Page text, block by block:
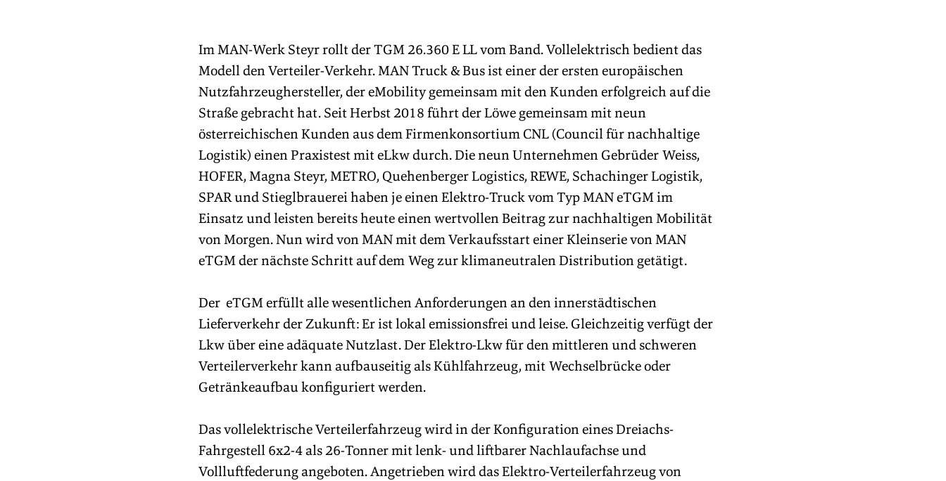
Im MAN-Werk Steyr rollt der TGM 26.360 E LL vom Band. Vollelektrisch bedient das
Modell den Verteiler-Verkehr. MAN Truck & Bus ist einer der ersten europäischen
Nutzfahrzeughersteller, der eMobility gemeinsam mit den Kunden erfolgreich auf die
Straße gebracht hat. Seit Herbst 2018 führt der Löwe gemeinsam mit neun
österreichischen Kunden aus dem Firmenkonsortium CNL (Council für nachhaltige
Logistik) einen Praxistest mit eLkw durch. Die neun Unternehmen Gebrüder Weiss,
HOFER, Magna Steyr, METRO, Quehenberger Logistics, REWE, Schachinger Logistik,
SPAR und Stieglbrauerei haben je einen Elektro-Truck vom Typ MAN eTGM im
Einsatz und leisten bereits heute einen wertvollen Beitrag zur nachhaltigen Mobilität
von Morgen. Nun wird von MAN mit dem Verkaufsstart einer Kleinserie von MAN
eTGM der nächste Schritt auf dem Weg zur klimaneutralen Distribution getätigt.
Der  eTGM erfüllt alle wesentlichen Anforderungen an den innerstädtischen
Lieferverkehr der Zukunft: Er ist lokal emissionsfrei und leise. Gleichzeitig verfügt der
Lkw über eine adäquate Nutzlast. Der Elektro-Lkw für den mittleren und schweren
Verteilerverkehr kann aufbauseitig als Kühlfahrzeug, mit Wechselbrücke oder
Getränkeaufbau konfiguriert werden.
Das vollelektrische Verteilerfahrzeug wird in der Konfiguration eines Dreiachs-
Fahrgestell 6x2-4 als 26-Tonner mit lenk- und liftbarer Nachlaufachse und
Vollluftfederung angeboten. Angetrieben wird das Elektro-Verteilerfahrzeug von